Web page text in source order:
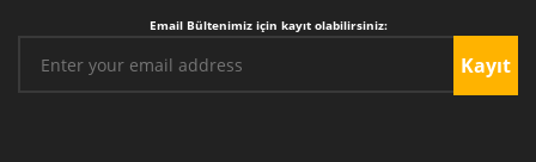
Email Bültenimiz için kayıt olabilirsiniz:
Kayıt